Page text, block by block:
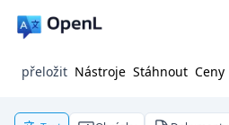
přeložit Nástroje Stáhnout Ceny